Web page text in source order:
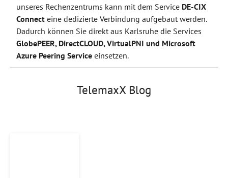
unseres Rechenzentrums kann mit dem Service DE-CIX
Connect eine dedizierte Verbindung aufgebaut werden.
Dadurch können Sie direkt aus Karlsruhe die Services
GlobePEER, DirectCLOUD, VirtualPNI und Microsoft
Azure Peering Service einsetzen.
TelemaxX Blog